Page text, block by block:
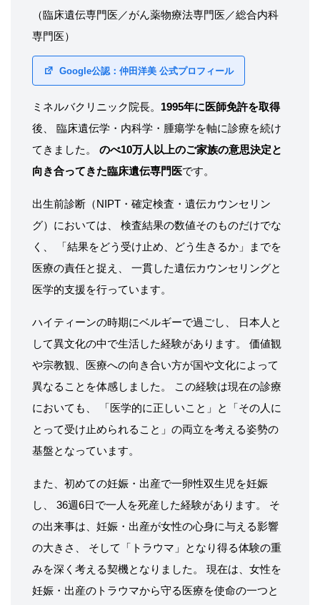
（臨床遺伝専門医／がん薬物療法専門医／総合内科
専門医）
Google公認：仲田洋美 公式プロフィール
ミネルバクリニック院長。 1995年に医師免許を取得
後、 臨床遺伝学・内科学・腫瘍学を軸に診療を続け
てきました。 のべ10万人以上のご家族の意思決定と
向き合ってきた臨床遺伝専門医です。
出生前診断（NIPT・確定検査・遺伝カウンセリン
グ）においては、 検査結果の数値そのものだけでな
く、 「結果をどう受け止め、どう生きるか」までを
医療の責任と捉え、 一貫した遺伝カウンセリングと
医学的支援を行っています。
ハイティーンの時期にベルギーで過ごし、 日本人と
して異文化の中で生活した経験があります。 価値観
や宗教観、医療への向き合い方が国や文化によって
異なることを体感しました。 この経験は現在の診療
においても、 「医学的に正しいこと」と「その人に
とって受け止められること」の両立を考える姿勢の
基盤となっています。
また、初めての妊娠・出産で一卵性双生児を妊娠
し、 36週6日で一人を死産した経験があります。 そ
の出来事は、妊娠・出産が女性の心身に与える影響
の大きさ、 そして「トラウマ」となり得る体験の重
みを深く考える契機となりました。 現在は、女性を
妊娠・出産のトラウマから守る医療を使命の一つと